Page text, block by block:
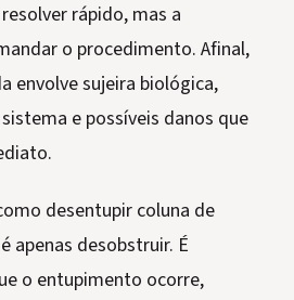
rápido, mas a
o procedimento. Afinal,
envolve sujeira biológica,
e possíveis danos que
desentupir coluna de
apenas desobstruir. É
o entupimento ocorre,